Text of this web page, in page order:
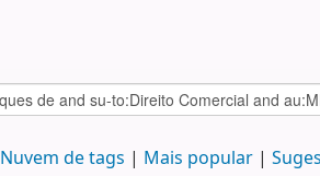
Nuvem de tags Mais popular